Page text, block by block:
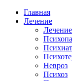
Главная
Лечение
Невроз
Психоз